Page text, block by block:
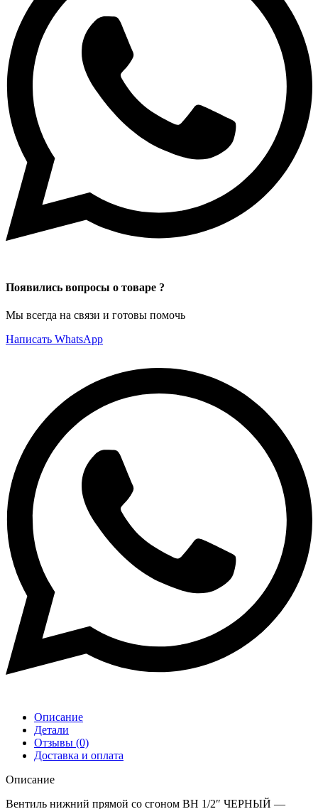
Появились вопросы о товаре ?
Мы всегда на связи и готовы помочь
Написать WhatsApp
Описание
Детали
Отзывы (0)
Доставка и оплата
Описание
Вентиль нижний прямой со сгоном ВН 1/2″ ЧЕРНЫЙ —